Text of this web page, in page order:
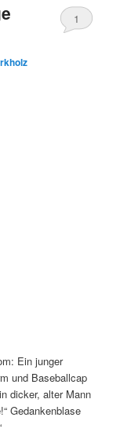
1
Ein junger
und Baseballcap
dicker, alter Mann
Gedankenblase